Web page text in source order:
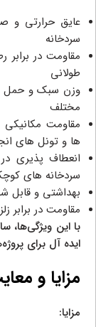
عایق حرارتی و
سردخانه
مقاومت در برابر
طولانی
وزن سبک و حمل
مختلف
مقاومت مکانیکی
ها و تونل‌ های
انعطاف‌ پذیری
سردخانه‌ های
بهداشتی و قابل
مقاومت در برابر
با این ویژگی‌ها،
ایده‌ آل برای
مزایا و
مزایا: